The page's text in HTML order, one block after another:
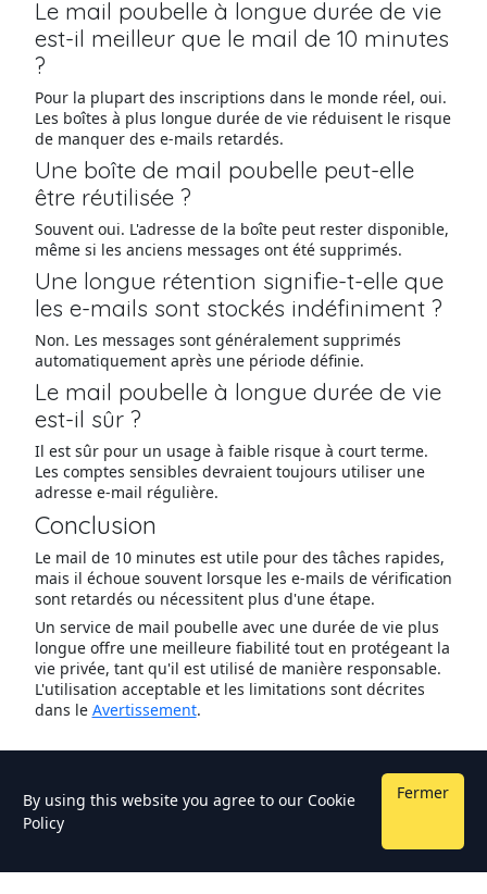
Le mail poubelle à longue durée de vie
est-il meilleur que le mail de 10 minutes
?
Pour la plupart des inscriptions dans le monde réel, oui.
Les boîtes à plus longue durée de vie réduisent le risque
de manquer des e-mails retardés.
Une boîte de mail poubelle peut-elle
être réutilisée ?
Souvent oui. L'adresse de la boîte peut rester disponible,
même si les anciens messages ont été supprimés.
Une longue rétention signifie-t-elle que
les e-mails sont stockés indéfiniment ?
Non. Les messages sont généralement supprimés
automatiquement après une période définie.
Le mail poubelle à longue durée de vie
est-il sûr ?
Il est sûr pour un usage à faible risque à court terme.
Les comptes sensibles devraient toujours utiliser une
adresse e-mail régulière.
Conclusion
Le mail de 10 minutes est utile pour des tâches rapides,
mais il échoue souvent lorsque les e-mails de vérification
sont retardés ou nécessitent plus d'une étape.
Un service de mail poubelle avec une durée de vie plus
longue offre une meilleure fiabilité tout en protégeant la
vie privée, tant qu'il est utilisé de manière responsable.
L'utilisation acceptable et les limitations sont décrites
dans le Avertissement.
By using this website you agree to our Cookie
Policy
Fermer